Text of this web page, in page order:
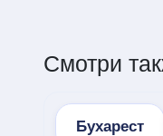
Смотри
Бухарест